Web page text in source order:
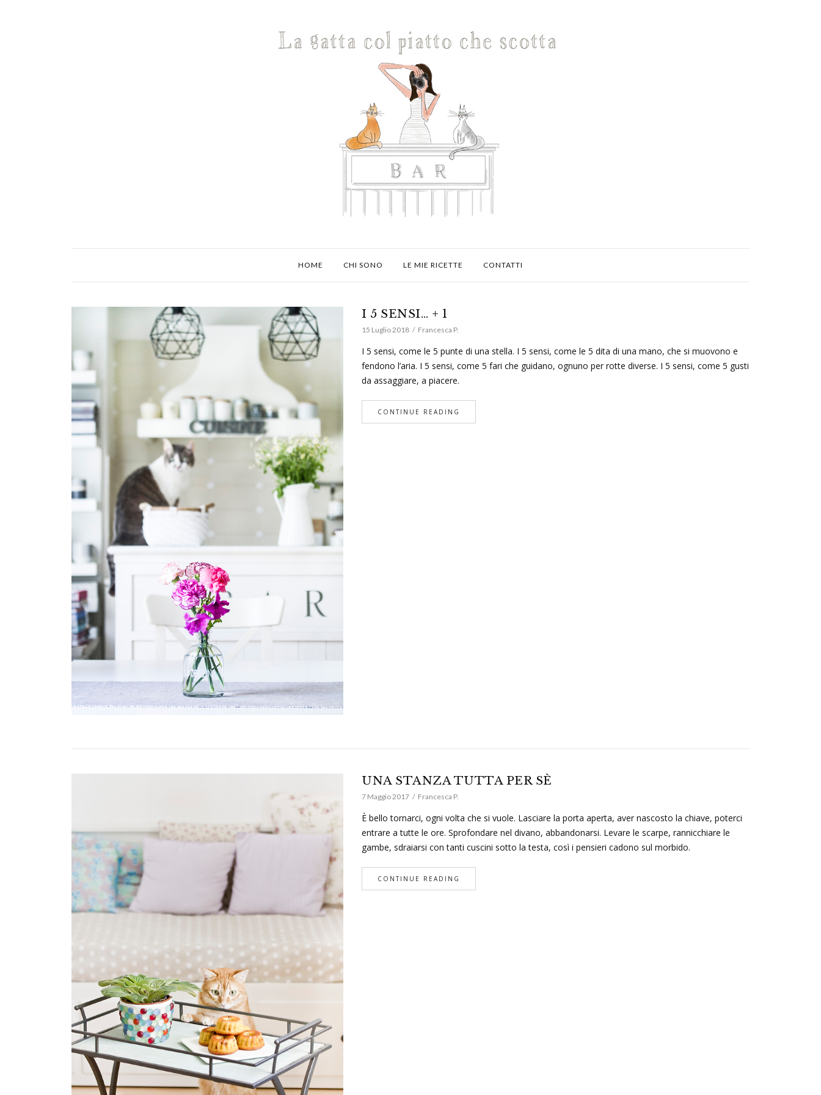
HOME CHI SONO LE MIE RICETTE CONTATTI
I 5 SENSI… + 1
15 Luglio 2018 Francesca P.
I 5 sensi, come le 5 punte di una stella. I 5 sensi, come le 5 dita di una mano, che si muovono e
fendono l’aria. I 5 sensi, come 5 fari che guidano, ognuno per rotte diverse. I 5 sensi, come 5 gusti
da assaggiare, a piacere.
CONTINUE READING
UNA STANZA TUTTA PER SÈ
7 Maggio 2017 Francesca P.
È bello tornarci, ogni volta che si vuole. Lasciare la porta aperta, aver nascosto la chiave, poterci
entrare a tutte le ore. Sprofondare nel divano, abbandonarsi. Levare le scarpe, rannicchiare le
gambe, sdraiarsi con tanti cuscini sotto la testa, così i pensieri cadono sul morbido.
CONTINUE READING